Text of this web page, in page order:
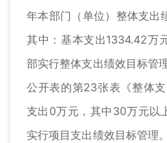
年本部门（单位）整体支出
其中：基本支出1334.42万
部实行整体支出绩效目标管
公开表的第23张表《整体
支出0万元，其中30万元以
实行项目支出绩效目标管理